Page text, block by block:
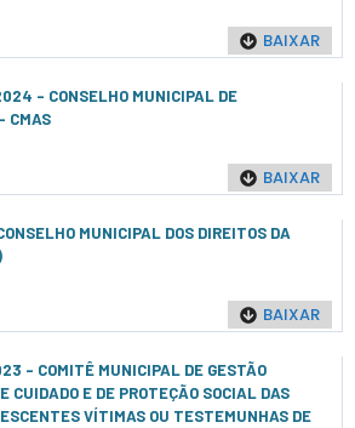
BAIXAR
- CONSELHO MUNICIPAL DE
CMAS
BAIXAR
MUNICIPAL DOS DIREITOS DA
BAIXAR
- COMITÊ MUNICIPAL DE GESTÃO
CUIDADO E DE PROTEÇÃO SOCIAL DAS
VÍTIMAS OU TESTEMUNHAS DE